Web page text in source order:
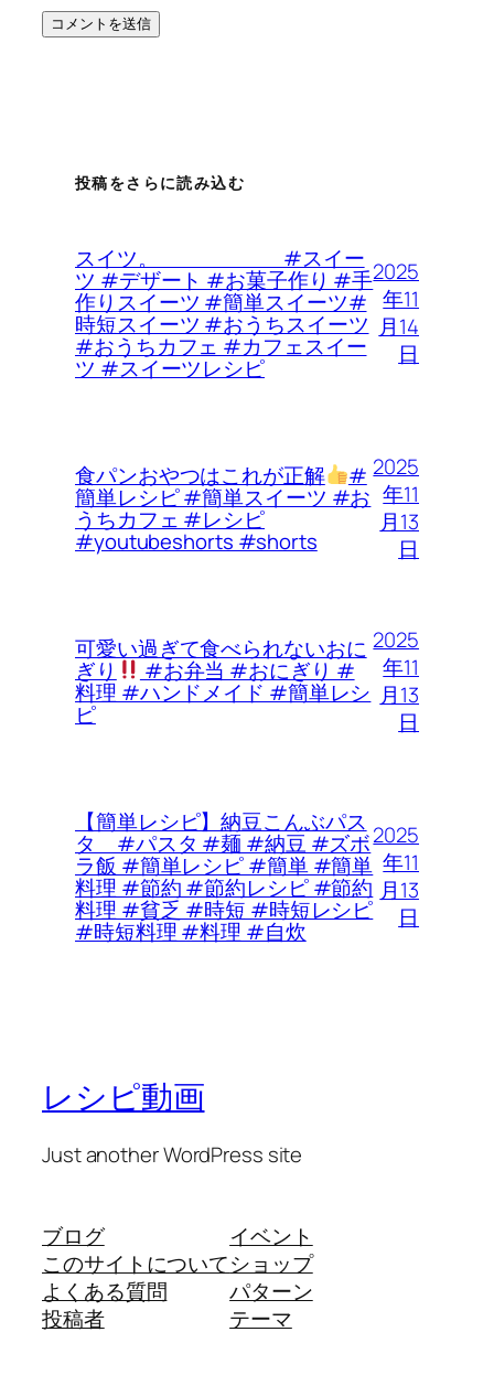
投稿をさらに読み込む
スイツ。 #スイー
ツ #デザート #お菓子作り #手
作りスイーツ #簡単スイーツ#
時短スイーツ #おうちスイーツ
#おうちカフェ #カフェスイー
ツ #スイーツレシピ
2025
年11
月14
日
食パンおやつはこれが正解 #
簡単レシピ #簡単スイーツ #お
うちカフェ #レシピ
#youtubeshorts #shorts
2025
年11
月13
日
可愛い過ぎて食べられないおに
ぎり #お弁当 #おにぎり #
料理 #ハンドメイド #簡単レシ
ピ
2025
年11
月13
日
【簡単レシピ】納豆こんぶパス
タ #パスタ #麺 #納豆 #ズボ
ラ飯 #簡単レシピ #簡単 #簡単
料理 #節約 #節約レシピ #節約
料理 #貧乏 #時短 #時短レシピ
#時短料理 #料理 #自炊
2025
年11
月13
日
レシピ動画
Just another WordPress site
ブログ
このサイトについて
よくある質問
投稿者
イベント
ショップ
パターン
テーマ